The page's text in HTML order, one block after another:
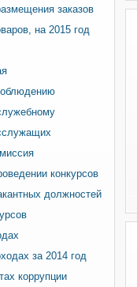
заказов
на 2015 год
конкурсов
должностей
за 2014 год
коррупции